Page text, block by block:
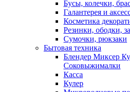
Бусы, колечки,
Галантерея и
Косметика
Резинки, ободки,
Сумочки, рюкзаки
Бытовая техника
Блендер Миксер
Соковыжималки
Касса
Кулер